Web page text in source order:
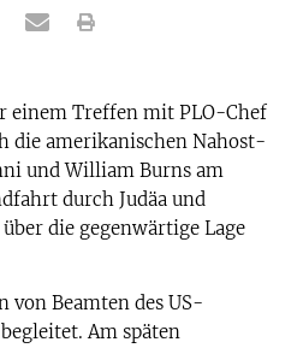
einem Treffen mit PLO-Chef
die amerikanischen Nahost-
und William Burns am
durch Judäa und
die gegenwärtige Lage
von Beamten des US-
Am späten